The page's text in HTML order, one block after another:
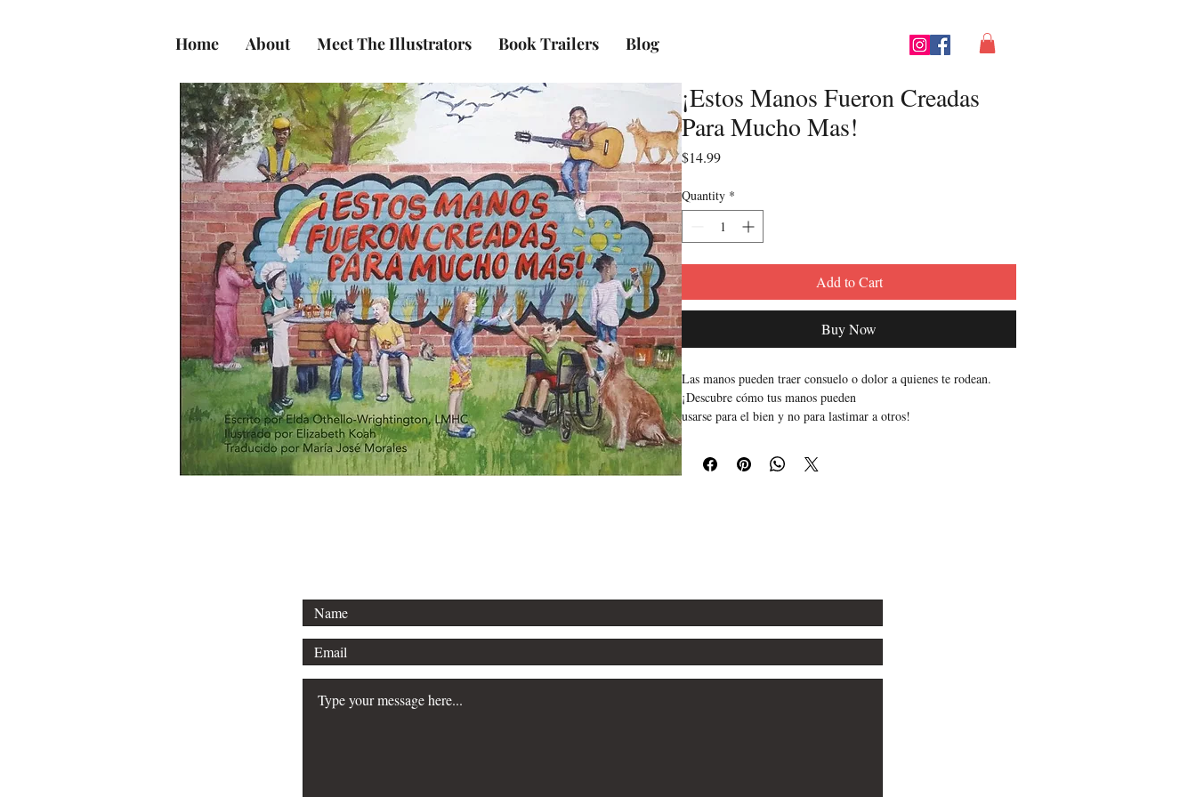
Home About Meet The Illustrators Book Trailers Blog
¡Estos Manos Fueron Creadas
Para Mucho Mas!
$14.99Price
Quantity *
Add to Cart
Buy Now
Las manos pueden traer consuelo o dolor a quienes te rodean.
¡Descubre cómo tus manos pueden
usarse para el bien y no para lastimar a otros!
¡En esta historia ganarás conciencia de todas las formas posibles
en que tus manos pueden hacer